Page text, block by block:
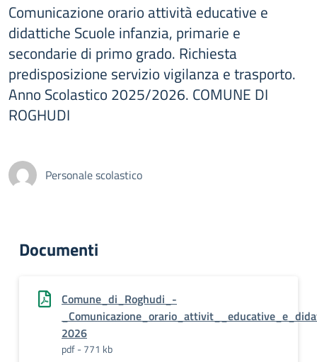
Comunicazione orario attività educative e
didattiche Scuole infanzia, primarie e
secondarie di primo grado. Richiesta
predisposizione servizio vigilanza e trasporto.
Anno Scolastico 2025/2026. COMUNE DI
ROGHUDI
Personale scolastico
Documenti
Comune_di_Roghudi_-
2026
pdf - 771 kb